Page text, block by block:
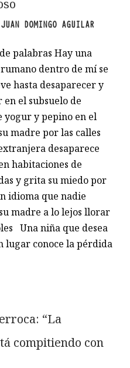
JUAN DOMINGO AGUILAR
palabras Hay una
dentro de mí se
hasta desaparecer y
el subsuelo de
y pepino en el
madre por las calles
desaparece
habitaciones de
y grita su miedo por
idioma que nadie
madre a lo lejos llorar
Una niña que desea
lugar conoce la pérdida
“La
compitiendo con